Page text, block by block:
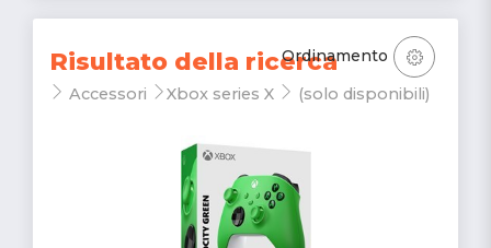
Risultato della ricerca
Accessori Xbox series X (solo disponibili)
Ordinamento